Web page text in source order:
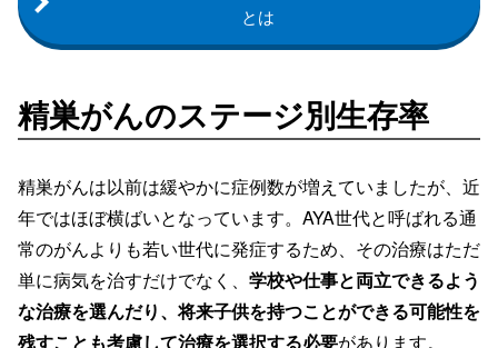
とは
精巣がんのステージ別生存率
精巣がんは以前は緩やかに症例数が増えていましたが、近
年ではほぼ横ばいとなっています。AYA世代と呼ばれる通
常のがんよりも若い世代に発症するため、その治療はただ
単に病気を治すだけでなく、 学校や仕事と両立できるよう
な治療を選んだり、将来子供を持つことができる可能性を
残すことも考慮して治療を選択する必要があります。